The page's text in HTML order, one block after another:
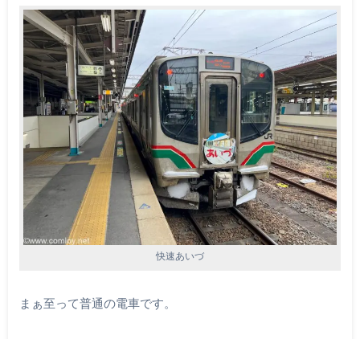
快速あいづ
まぁ至って普通の電車です。